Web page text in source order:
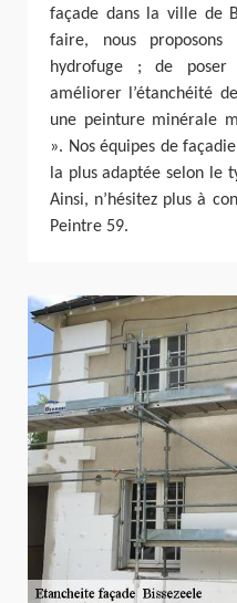
façade dans la ville de
faire, nous
hydrofuge ; de
améliorer l’étanchéité
une peinture minérale
». Nos équipes de
la plus adaptée selon le
Ainsi, n’hésitez plus à
Peintre 59.